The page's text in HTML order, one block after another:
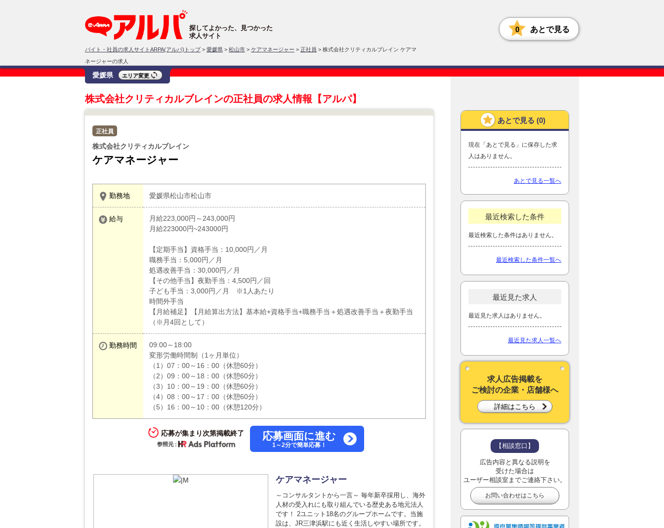
探してよかった、見つかった
求人サイト
バイト・社員の求人サイトARPA(アルパ)トップ > 愛媛県 > 松山市 > ケアマネージャー > 正社員 > 株式会社クリティカルブレイン ケアマ
ネージャーの求人
0 あとで見る
愛媛県 エリア変更
株式会社クリティカルブレインの正社員の求人情報【アルパ】
正社員
株式会社クリティカルブレイン
ケアマネージャー
勤務地 愛媛県松山市松山市
給与
月給223,000円～243,000円
月給223000円~243000円
【定期手当】資格手当：10,000円／月
職務手当：5,000円／月
処遇改善手当：30,000円／月
【その他手当】夜勤手当：4,500円／回
子ども手当：3,000円／月 ※1人あたり
時間外手当
【月給補足】【月給算出方法】基本給+資格手当+職務手当＋処遇改善手当＋夜勤手当
（※月4回として）
勤務時間
09:00～18:00
変形労働時間制（1ヶ月単位）
（1）07：00～16：00（休憩60分）
（2）09：00～18：00（休憩60分）
（3）10：00～19：00（休憩60分）
（4）08：00～17：00（休憩60分）
（5）16：00～10：00（休憩120分）
応募が集まり次第掲載終了 応募画面に進む
1～2分で簡単応募！
ケアマネージャー
～コンサルタントから一言～ 毎年新卒採用し、海外
人材の受入れにも取り組んでいる歴史ある地元法人
です！ 2ユニット18名のグループホームです。当施
設は、JR三津浜駅にも近く生活しやすい場所です。
あとで見る (0)
現在「あとで見る」に保存した求
人はありません。
あとで見る一覧へ
最近検索した条件
最近検索した条件はありません。
最近検索した条件一覧へ
最近見た求人
最近見た求人はありません。
最近見た求人一覧へ
求人広告掲載を
ご検討の企業・店舗様へ
詳細はこちら
【相談窓口】
広告内容と異なる説明を
受けた場合は
ユーザー相談室までご連絡下さい。
お問い合わせはこちら